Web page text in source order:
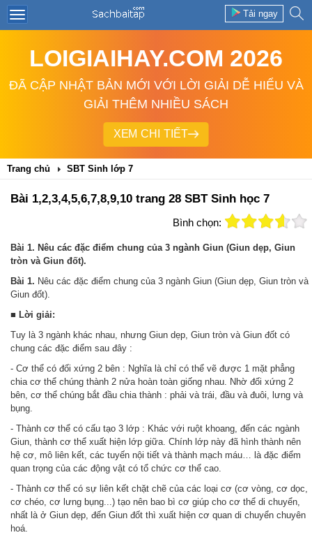
Tải ngay
LOIGIAIHAY.COM 2026
ĐÃ CẬP NHẬT BẢN MỚI VỚI LỜI GIẢI DỄ HIỂU VÀ
GIẢI THÊM NHIỀU SÁCH
XEM CHI TIẾT
Trang chủ SBT Sinh lớp 7
Bài 1,2,3,4,5,6,7,8,9,10 trang 28 SBT Sinh học 7
Bình chọn:
Bài 1. Nêu các đặc điểm chung của 3 ngành Giun (Giun dẹp, Giun
tròn và Giun đốt).
Bài 1. Nêu các đặc điểm chung của 3 ngành Giun (Giun dẹp, Giun tròn và
Giun đốt).
■ Lời giải:
Tuy là 3 ngành khác nhau, nhưng Giun dẹp, Giun tròn và Giun đốt có
chung các đặc điểm sau đây :
- Cơ thể có đối xứng 2 bên : Nghĩa là chỉ có thể vẽ được 1 mặt phẳng
chia cơ thể chúng thành 2 nửa hoàn toàn giống nhau. Nhờ đối xứng 2
bên, cơ thể chúng bắt đầu chia thành : phải và trái, đầu và đuôi, lưng và
bụng.
- Thành cơ thể có cấu tạo 3 lớp : Khác với ruột khoang, đến các ngành
Giun, thành cơ thể xuất hiện lớp giữa. Chính lớp này đã hình thành nên
hệ cơ, mô liên kết, các tuyến nội tiết và thành mạch máu… là đặc điểm
quan trọng của các động vật có tổ chức cơ thể cao.
- Thành cơ thể có sự liên kết chặt chẽ của các loại cơ (cơ vòng, cơ dọc,
cơ chéo, cơ lưng bụng...) tạo nên bao bì cơ giúp cho cơ thể di chuyển,
nhất là ở Giun dẹp, đến Giun đốt thì xuất hiện cơ quan di chuyển chuyên
hoá.